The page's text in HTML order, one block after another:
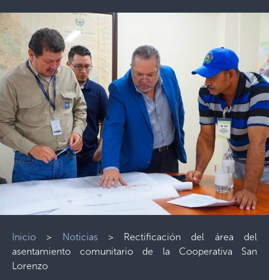
Inicio > Noticias> Rectificación del área del
asentamiento comunitario de la Cooperativa San
Lorenzo